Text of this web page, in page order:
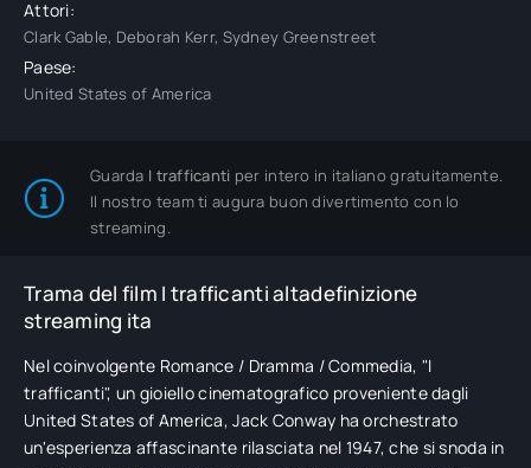
Attori:
Clark Gable, Deborah Kerr, Sydney Greenstreet
Paese:
United States of America
Guarda I trafficanti per intero in italiano gratuitamente.
Il nostro team ti augura buon divertimento con lo
streaming.
Trama del film I trafficanti altadefinizione
streaming ita
Nel coinvolgente Romance / Dramma / Commedia, "I
trafficanti", un gioiello cinematografico proveniente dagli
United States of America, Jack Conway ha orchestrato
un'esperienza affascinante rilasciata nel 1947, che si snoda in